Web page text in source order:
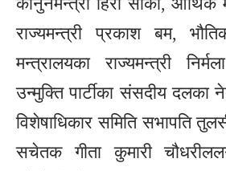
राज्यमन्त्री प्रकाश बम,
मन्त्रालयका राज्यमन्त्री
उन्मुक्ति पार्टीका संसदीय दलका
विशेषाधिकार समिति सभापति
सचेतक गीता कुमारी